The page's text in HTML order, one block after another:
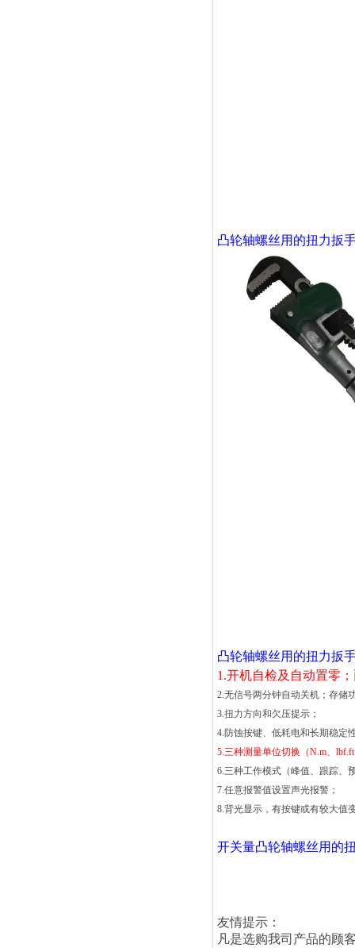
凸轮轴螺丝用的扭力扳
凸轮轴螺丝用的扭力扳
1.开机自检及自动置零；
2.无信号两分钟自动关机；存储
3.扭力方向和欠压提示；
4.防蚀按键、低耗电和长期稳定
5.三种测量单位切换（N.m、
6.三种工作模式（峰值、跟踪、
7.任意报警值设置声光报警；
8.背光显示，有按键或有较大值
开关量凸轮轴螺丝用的
友情提示：
凡是选购我司产品的顾